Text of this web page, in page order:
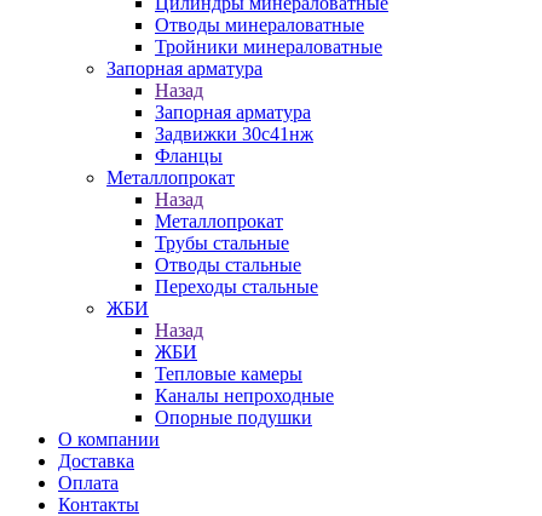
Отводы минераловатные
Тройники минераловатные
Запорная арматура
Назад
Запорная арматура
Задвижки 30с41нж
Фланцы
Металлопрокат
Назад
Металлопрокат
Трубы стальные
Отводы стальные
Переходы стальные
ЖБИ
Назад
ЖБИ
Тепловые камеры
Каналы непроходные
Опорные подушки
О компании
Доставка
Оплата
Контакты